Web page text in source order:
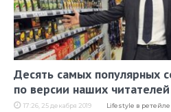
Десять самых популярных
по версии наших читателей
17:26, 25 декабря 2019 Lifestyle в ретейле